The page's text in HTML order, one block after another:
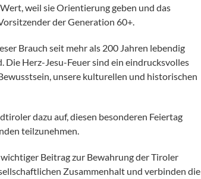
weil sie Orientierung geben und das
der Generation 60+.
Brauch seit mehr als 200 Jahren lebendig
Die Herz-Jesu-Feuer sind ein eindrucksvolles
unsere kulturellen und historischen
dazu auf, diesen besonderen Feiertag
teilzunehmen.
Beitrag zur Bewahrung der Tiroler
Zusammenhalt und verbinden die